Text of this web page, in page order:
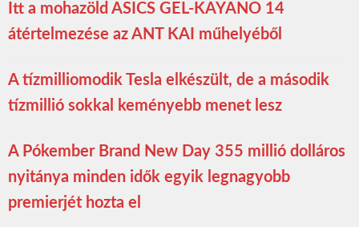
Itt a mohazöld ASICS GEL-KAYANO 14
átértelmezése az ANT KAI műhelyéből
A tízmilliomodik Tesla elkészült, de a második
tízmillió sokkal keményebb menet lesz
A Pókember Brand New Day 355 millió dolláros
nyitánya minden idők egyik legnagyobb
premierjét hozta el